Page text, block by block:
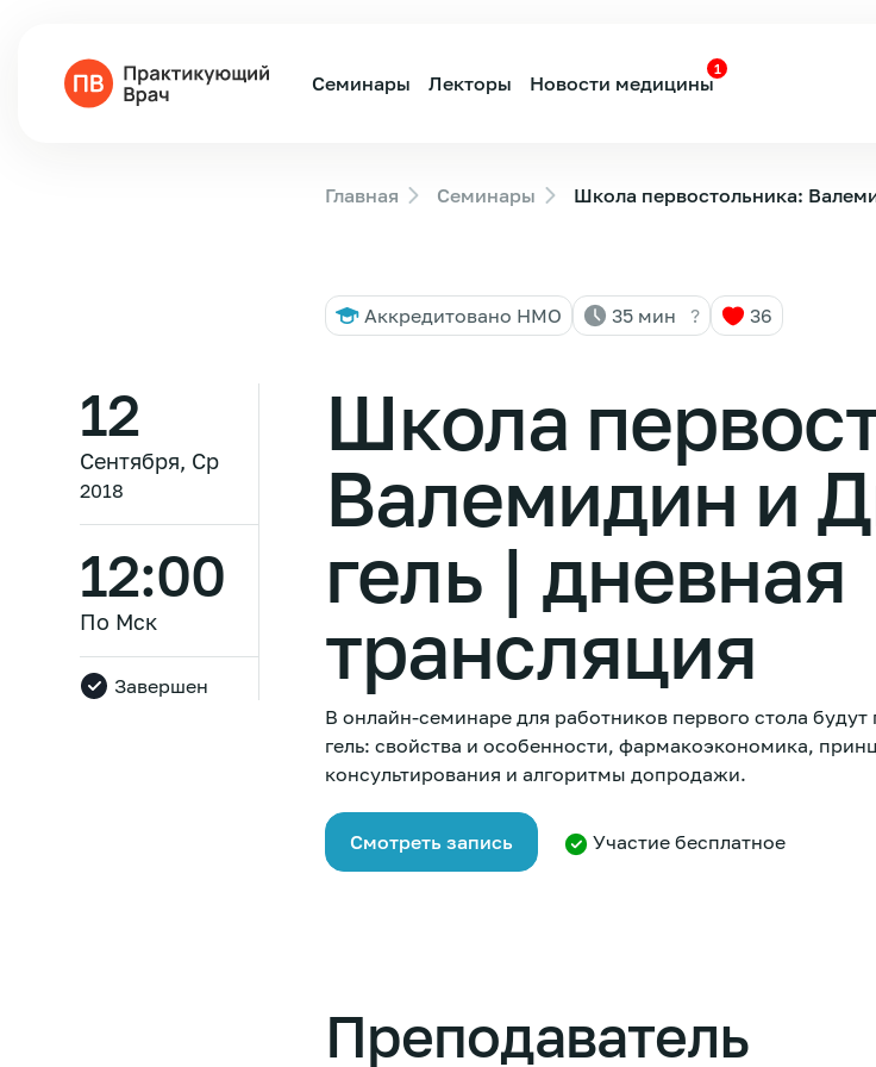
Семинары Лекторы Новости медицины
1
Главная Семинары Школа первостольника:
Аккредитовано НМО 35 мин ? 36
12
Сентября, Ср
2018
12:00
По Мск
Завершен
Школа
Валемидин и
гель | дневная
трансляция
В онлайн-семинаре для работников первого стола
гель: свойства и особенности, фармакоэкономика,
консультирования и алгоритмы допродажи.
Смотреть запись Участие бесплатное
Преподаватель